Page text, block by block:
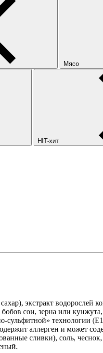
Мясо
HIT-хит
экстракт водорослей
сои, зерна или
технологии
аллерген и может
сливки), соль,